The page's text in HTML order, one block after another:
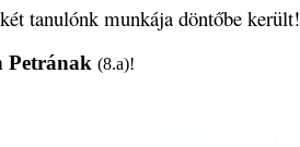
tanulónk munkája döntőbe került!
Petrának (8.a)!